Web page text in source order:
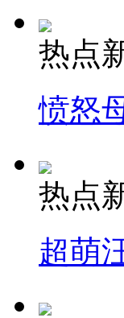
热点
愤怒
热点
超萌